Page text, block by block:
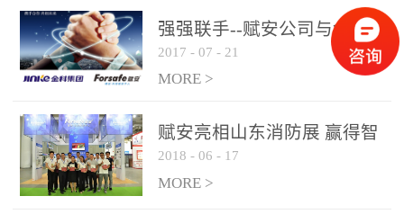
是针对这种高大空间建筑
物的消防设施、设备通过
现场图像的实时获取、预
处理和特征提取分析，实
现火焰的跟踪和识别。能
更早的进行预警，达到早
报早防的效果。 系统构
成示意图： 图像型火灾
强强联手--赋安公司与金科
集团达成战略合作协议
2017 - 07 - 21
MORE >
赋安亮相山东消防展 赢得智
慧消防新荣耀
2018 - 06 - 17
MORE >